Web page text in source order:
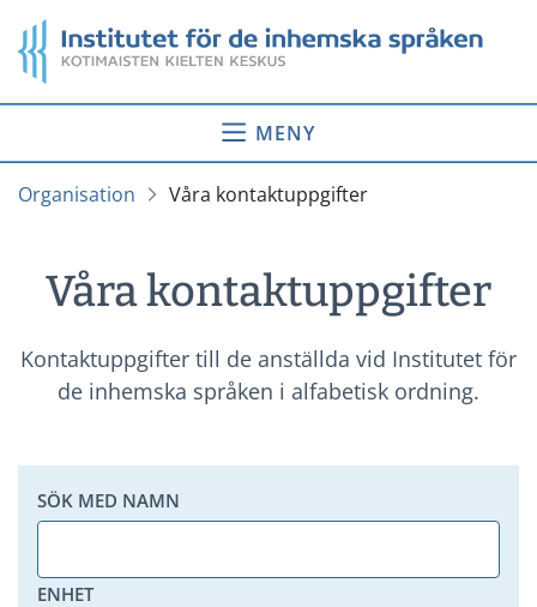
till
innehåll
Startsida
MENY
Organisation Våra kontaktuppgifter
Våra kontaktuppgifter
Kontaktuppgifter till de anställda vid Institutet för
de inhemska språken i alfabetisk ordning.
SÖK MED NAMN
ENHET